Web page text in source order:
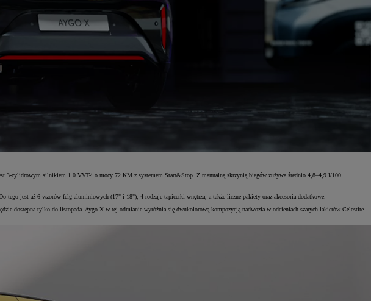
3-cylidrowym silnikiem 1.0 VVT-i o mocy 72 KM z systemem Start&Stop. Z manualną skrzynią biegów zużywa średnio 4,8–4,9 l/100
jest aż 6 wzorów felg aluminiowych (17" i 18"), 4 rodzaje tapicerki wnętrza, a także liczne pakiety oraz akcesoria dodatkowe.
dostępna tylko do listopada. Aygo X w tej odmianie wyróżnia się dwukolorową kompozycją nadwozia w odcieniach szarych lakierów Celestite